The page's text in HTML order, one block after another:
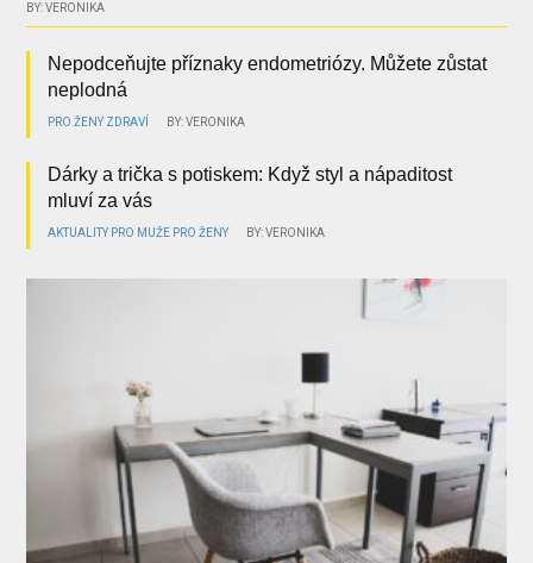
BY: VERONIKA
Nepodceňujte příznaky endometriózy. Můžete zůstat
neplodná
PRO ŽENY ZDRAVÍ BY: VERONIKA
Dárky a trička s potiskem: Když styl a nápaditost
mluví za vás
AKTUALITY PRO MUŽE PRO ŽENY BY: VERONIKA